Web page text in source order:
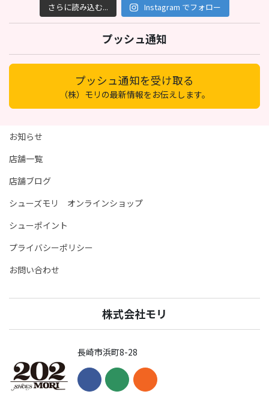
さらに読み込む... Instagram でフォロー
プッシュ通知
プッシュ通知を受け取る
（株）モリの最新情報をお伝えします。
お知らせ
店舗一覧
店舗ブログ
シューズモリ オンラインショップ
シューポイント
プライバシーポリシー
お問い合わせ
株式会社モリ
長崎市浜町8-28